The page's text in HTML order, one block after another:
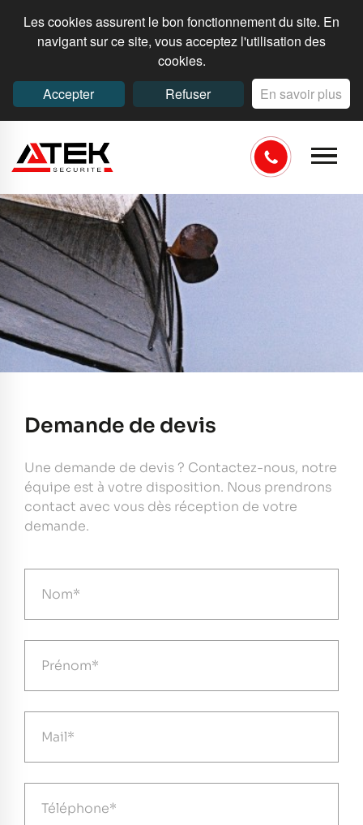
Les cookies assurent le bon fonctionnement du site. En
navigant sur ce site, vous acceptez l'utilisation des
cookies.
Accepter
Refuser En savoir plus
Demande de devis
Une demande de devis ? Contactez-nous, notre
équipe est à votre disposition. Nous prendrons
contact avec vous dès réception de votre
demande.